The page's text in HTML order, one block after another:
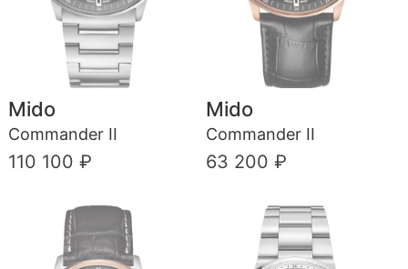
Mido
Commander II
110 100 ₽
Mido
Commander II
63 200 ₽